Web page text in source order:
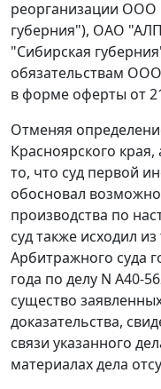
реорганизации ООО
губерния"), ОАО
"Сибирская
обязательствам
в форме оферты от
Отменяя
Красноярского
то, что суд первой
обосновал
производства по
суд также исходил
Арбитражного суда
года по делу N А40-
существо
доказательства,
связи указанного
материалах дела